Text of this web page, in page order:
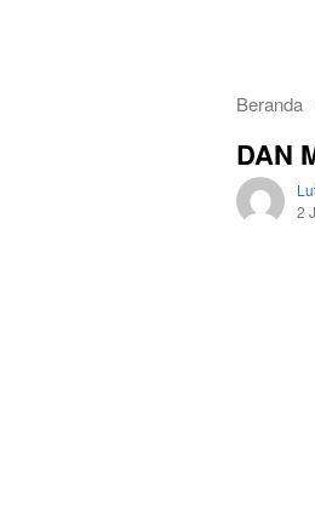
Beranda
DAN
2